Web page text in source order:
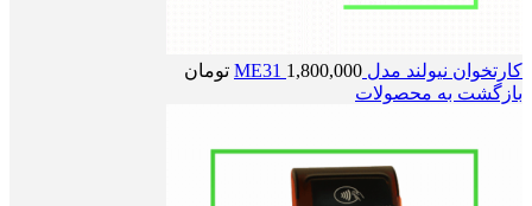
کارتخوان نیولند مدل ME31 1,800,000
تومان
بازگشت به محصولات